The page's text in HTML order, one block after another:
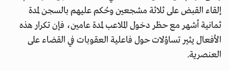
إلقاء القبض على ثلاثة مشجعين وحُكم عليهم بالسجن لمدة
ثمانية أشهر مع حظر دخول الملاعب لمدة عامين، فإن تكرار هذه
الأفعال يثير تساؤلات حول فاعلية العقوبات في القضاء على
العنصرية.